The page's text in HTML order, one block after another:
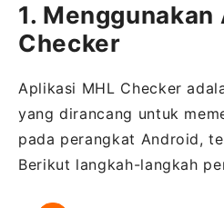
1. Menggunakan
Checker
Aplikasi MHL Checker
yang dirancang untuk
pada perangkat Android,
Berikut langkah-langkah